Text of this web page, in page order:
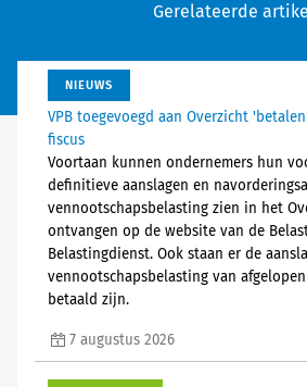
Gerelateerde
NIEUWS
VPB toegevoegd aan Overzicht
fiscus
Voortaan kunnen ondernemers hun
definitieve aanslagen en
vennootschapsbelasting zien in het
ontvangen op de website van de
Belastingdienst. Ook staan er de
vennootschapsbelasting van
betaald zijn.
7 augustus 2026